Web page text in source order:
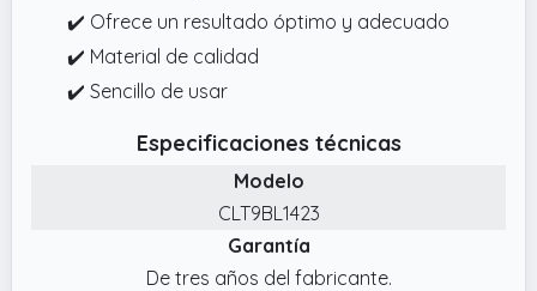
✔️ Ofrece un resultado óptimo y adecuado
✔️ Material de calidad
✔️ Sencillo de usar
Especificaciones técnicas
Modelo
CLT9BL1423
Garantía
De tres años del fabricante.